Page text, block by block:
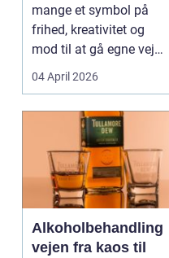
mange et symbol på
frihed, kreativitet og
mod til at gå egne veje.
Den samme ånd ...
04 April 2026
Alkoholbehandling
vejen fra kaos til